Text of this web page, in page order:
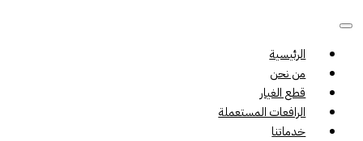
الرئيسية
من نحن
قطع الغيار
الرافعات المستعملة
خدماتنا